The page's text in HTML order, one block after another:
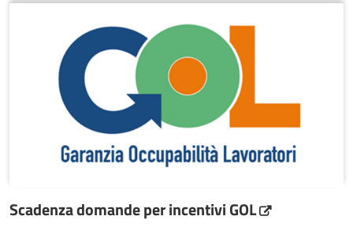
Scadenza domande per incentivi GOL